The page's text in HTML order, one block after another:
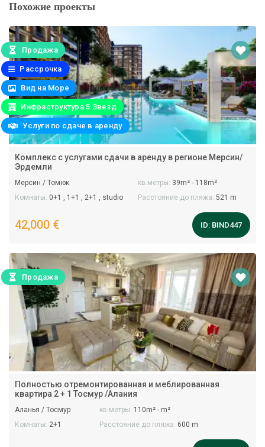
Похожие проекты
Продажа
Рассрочка
Вид на Mоре
Инфраструктура 5 Звезд
Услуги по сдаче в аренду
Комплекс с услугами сдачи в аренду в регионе Мерсин/
Эрдемли
Мерсин / Томюк кв.метры: 39m² - 118m²
Комнаты: 0+1 , 1+1 , 2+1 , studio Расстояние до пляжа: 521 m
42,000 € ID: BIND447
Продажа
Полностью отремонтированная и меблированная
квартира 2 + 1 Тосмур /Алания
Аланья / Тосмур кв.метры: 110m² - m²
Комнаты: 2+1 Расстояние до пляжа: 600 m